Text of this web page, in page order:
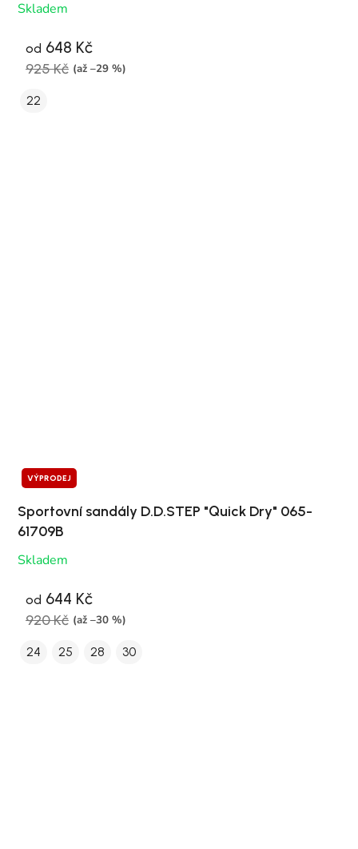
Skladem
od 648 Kč
925 Kč (až –29 %)
22
VÝPRODEJ
Sportovní sandály D.D.STEP "Quick Dry" 065-
61709B
Skladem
od 644 Kč
920 Kč (až –30 %)
24 25 28 30